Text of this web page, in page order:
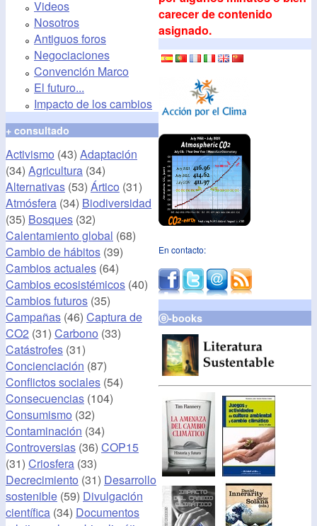
Videos
Nosotros
Antiguos foros
Negociaciones
Convención Marco
El futuro...
Impacto de los cambios
+ consultado
Activismo (43) Adaptación
(34) Agricultura (34)
Alternativas (53) Ártico (31)
Atmósfera (34) Biodiversidad
(35) Bosques (32)
Calentamiento global (68)
Cambio de hábitos (39)
Cambios actuales (64)
Cambios ecosistémicos (40)
Cambios futuros (35)
Campañas (46) Captura de
CO2 (31) Carbono (33)
Catástrofes (31)
Concienciación (87)
Conflictos sociales (54)
Consecuencias (104)
Consumismo (32)
Contaminación (34)
Controversias (36) COP15
(31) Criosfera (33)
Decrecimiento (31) Desarrollo
sostenible (59) Divulgación
científica (34) Documentos
carecer de contenido
asignado.
En contacto:
ⓔ-books